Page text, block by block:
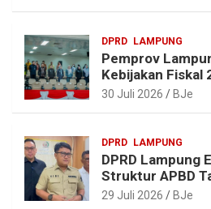
DPRD LAMPUNG
Pemprov
Kebijakan Fiskal
Realistis dan
30 Juli 2026 BJe
DPRD LAMPUNG
DPRD Lampung
Struktur APBD
29 Juli 2026 BJe